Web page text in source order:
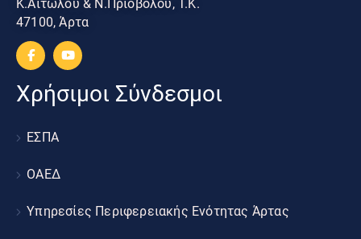
Κ.Αιτωλού & Ν.Πριοβόλου, Τ.Κ.
47100, Άρτα
Χρήσιμοι Σύνδεσμοι
ΕΣΠΑ
ΟΑΕΔ
Υπηρεσίες Περιφερειακής Ενότητας Άρτας